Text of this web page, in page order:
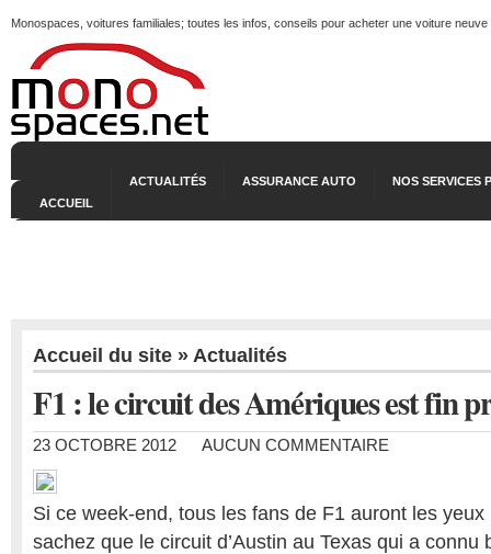
Monospaces, voitures familiales; toutes les infos, conseils pour acheter une voiture
ACCUEIL
ACTUALITÉS ASSURANCE AUTO NOS SERVICES
Accueil du site » Actualités
F1 : le circuit des Amériques est fin
23 OCTOBRE 2012 AUCUN COMMENTAIRE
Si ce week-end, tous les fans de F1 auront les yeux
sachez que le circuit d’Austin au Texas qui a connu